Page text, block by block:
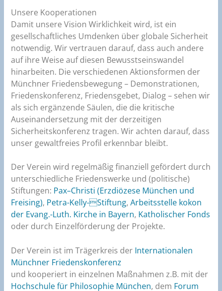
Unsere Kooperationen
Damit unsere Vision Wirklichkeit wird, ist ein
gesellschaftliches Umdenken über globale Sicherheit
notwendig. Wir vertrauen darauf, dass auch andere
auf ihre Weise auf diesen Bewusstseinswandel
hinarbeiten. Die verschiedenen Aktionsformen der
Münchner Friedens­bewegung – Demonstratio­nen,
Friedenskonferenz, Friedensgebet, Dialog – sehen wir
als sich ergänzende Säulen, die die kriti­sche
Auseinandersetzung mit der derzeitigen
Sicherheitskonfe­renz tragen. Wir achten darauf, dass
unser gewaltfreies Profil erkennbar bleibt.
Der Verein wird regelmäßig finanziell gefördert durch
unterschiedliche Friedenswerke und(politische)
Stiftungen: Pax–Christi (Erzdiözese München und
Freising), Petra-Kelly-Stiftung,Arbeitsstelle kokon
der Evang.-Luth. Kirche in Bayern, Katholischer Fonds
oder durch Einzelförderung der Projekte.
Der Verein ist im Trägerkreis der Internationalen
Münchner Friedenskonferenz
und kooperiert in einzelnen Maßnahmen z.B. mit der
Hochschule für Philosophie München, dem Forum